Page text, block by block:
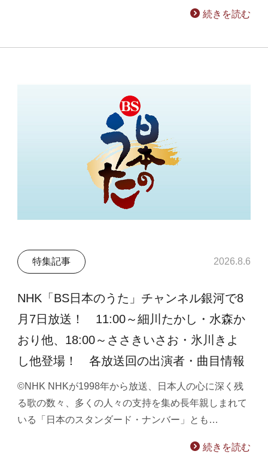
続きを読む
特集記事 2026.8.6
NHK「BS日本のうた」チャンネル銀河で8
月7日放送！ 11:00～細川たかし・水森か
おり他、18:00～ささきいさお・氷川きよ
し他登場！ 各放送回の出演者・曲目情報
©NHK NHKが1998年から放送、日本人の心に深く残
る歌の数々、多くの人々の支持を集め長年親しまれて
いる「日本のスタンダード・ナンバー」とも…
続きを読む